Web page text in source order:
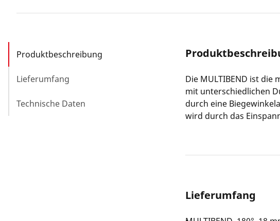
Produktbeschreibung
Lieferumfang
Technische Daten
Die MULTIBEND ist die
mit unterschiedlichen
durch eine
wird durch das
Lieferumfang